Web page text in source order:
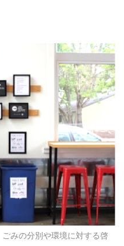
みの分別や環境に対する啓